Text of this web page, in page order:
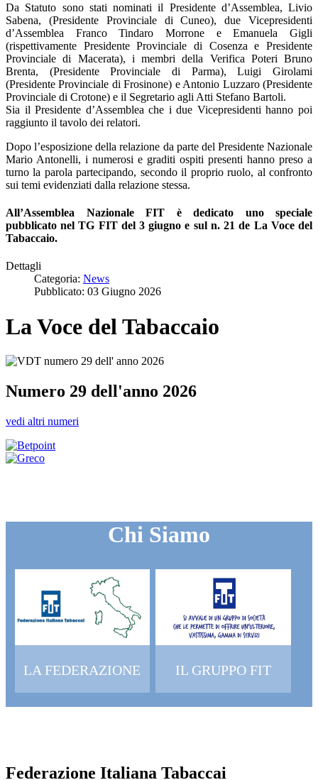
Da Statuto sono stati nominati il Presidente d’Assemblea, Livio
Sabena, (Presidente Provinciale di Cuneo), due Vicepresidenti
d’Assemblea Franco Tindaro Morrone e Emanuela Gigli
(rispettivamente Presidente Provinciale di Cosenza e Presidente
Provinciale di Macerata), i membri della Verifica Poteri Bruno
Brenta, (Presidente Provinciale di Parma), Luigi Girolami
(Presidente Provinciale di Frosinone) e Antonio Luzzaro (Presidente
Provinciale di Crotone) e il Segretario agli Atti Stefano Bartoli.
Sia il Presidente d’Assemblea che i due Vicepresidenti hanno poi
raggiunto il tavolo dei relatori.
Dopo l’esposizione della relazione da parte del Presidente Nazionale
Mario Antonelli, i numerosi e graditi ospiti presenti hanno preso a
turno la parola partecipando, secondo il proprio ruolo, al confronto
sui temi evidenziati dalla relazione stessa.
All’Assemblea Nazionale FIT è dedicato uno speciale
pubblicato nel TG FIT del 3 giugno e sul n. 21 de La Voce del
Tabaccaio.
Dettagli
Categoria: News
Pubblicato: 03 Giugno 2026
La Voce del Tabaccaio
Numero 29 dell'anno 2026
vedi altri numeri
Chi Siamo
LA FEDERAZIONE IL GRUPPO FIT
Federazione Italiana Tabaccai